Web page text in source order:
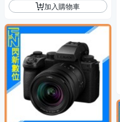
加入購物車